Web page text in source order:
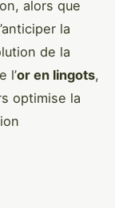
alors que
la
de la
l’or en lingots,
optimise la